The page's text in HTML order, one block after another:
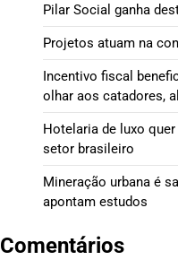
Pilar Social ganha
Projetos atuam na
Incentivo fiscal
olhar aos catadores,
Hotelaria de luxo
setor brasileiro
Mineração urbana é
apontam estudos
Comentários